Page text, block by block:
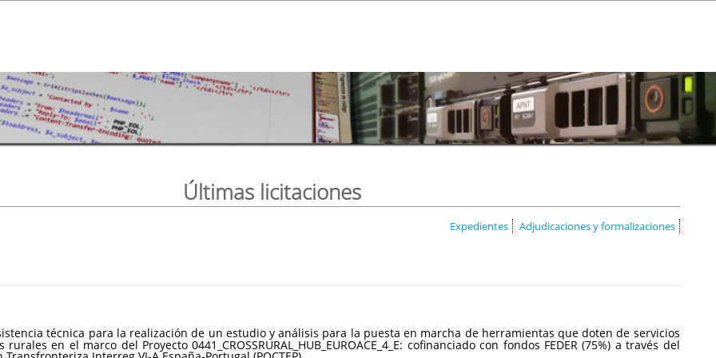
Últimas licitaciones
Expedientes Adjudicaciones y formalizaciones
técnica para la realización de un estudio y análisis para la puesta en marcha de herramientas que doten de servicios
en el marco del Proyecto 0441_CROSSRURAL_HUB_EUROACE_4_E: cofinanciado con fondos FEDER (75%) a través del